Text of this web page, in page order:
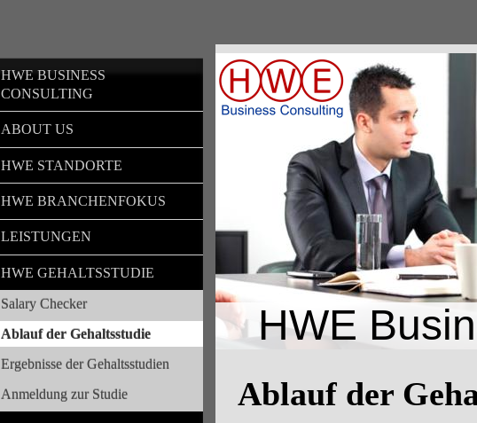
HWE
Ablauf der
HWE BUSINESS
CONSULTING
ABOUT US
HWE STANDORTE
HWE BRANCHENFOKUS
LEISTUNGEN
HWE GEHALTSSTUDIE
Salary Checker
Ablauf der Gehaltsstudie
Ergebnisse der Gehaltsstudien
Anmeldung zur Studie